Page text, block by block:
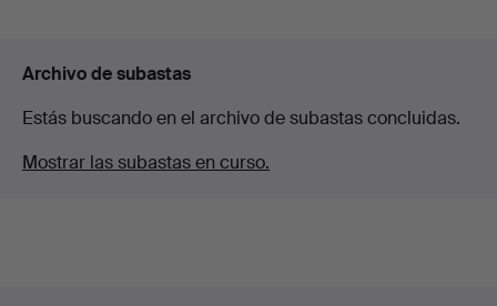
Archivo de subastas
Estás buscando en el archivo de subastas concluidas.
Mostrar las subastas en curso.